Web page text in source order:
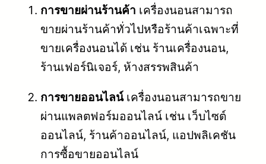
การขายผ่านร้านค้า เครื่องนอนสามารถ
ขายผ่านร้านค้าทั่วไปหรือร้านค้าเฉพาะที่
ขายเครื่องนอนได้ เช่น ร้านเครื่องนอน,
ร้านเฟอร์นิเจอร์, ห้างสรรพสินค้า
การขายออนไลน์เครื่องนอนสามารถขาย
ผ่านแพลตฟอร์มออนไลน์ เช่น เว็บไซต์
ออนไลน์, ร้านค้าออนไลน์, แอปพลิเคชัน
การซื้อขายออนไลน์